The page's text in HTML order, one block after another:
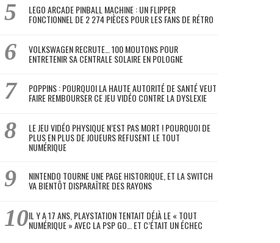
LEGO ARCADE PINBALL MACHINE : UN FLIPPER
FONCTIONNEL DE 2 274 PIÈCES POUR LES FANS DE RÉTRO
VOLKSWAGEN RECRUTE… 100 MOUTONS POUR
ENTRETENIR SA CENTRALE SOLAIRE EN POLOGNE
POPPINS : POURQUOI LA HAUTE AUTORITÉ DE SANTÉ VEUT
FAIRE REMBOURSER CE JEU VIDÉO CONTRE LA DYSLEXIE
LE JEU VIDÉO PHYSIQUE N’EST PAS MORT ! POURQUOI DE
PLUS EN PLUS DE JOUEURS REFUSENT LE TOUT
NUMÉRIQUE
NINTENDO TOURNE UNE PAGE HISTORIQUE, ET LA SWITCH
VA BIENTÔT DISPARAÎTRE DES RAYONS
IL Y A 17 ANS, PLAYSTATION TENTAIT DÉJÀ LE « TOUT
NUMÉRIQUE » AVEC LA PSP GO… ET C’ÉTAIT UN ÉCHEC